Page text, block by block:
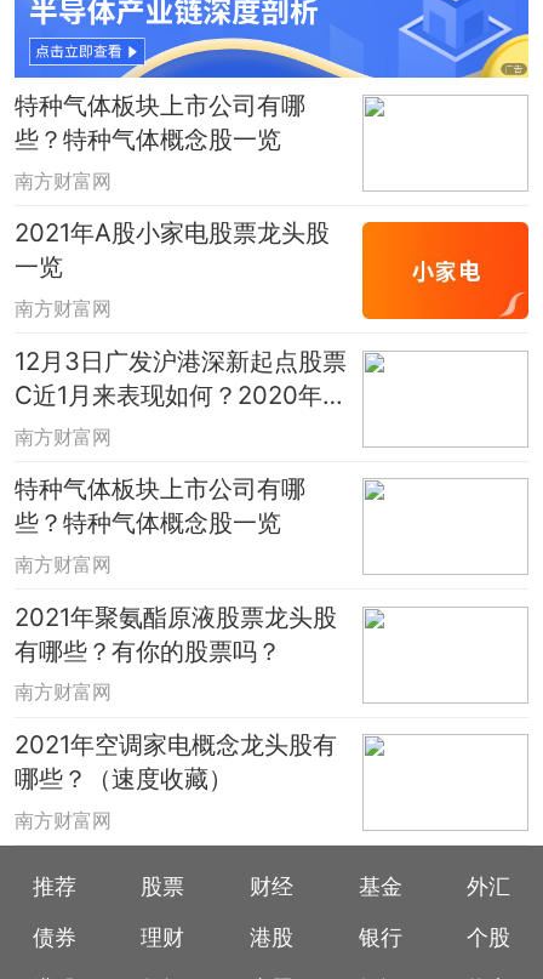
特种气体板块上市公司有哪
些？特种气体概念股一览
南方财富网
2021年A股小家电股票龙头股
一览
南方财富网
12月3日广发沪港深新起点股票
C近1月来表现如何？2020年基
金所属公司管理规模有哪些？
南方财富网
特种气体板块上市公司有哪
些？特种气体概念股一览
南方财富网
2021年聚氨酯原液股票龙头股
有哪些？有你的股票吗？
南方财富网
2021年空调家电概念龙头股有
哪些？（速度收藏）
南方财富网
推荐 股票 财经 基金
外汇
债券
理财 港股 银行
个股